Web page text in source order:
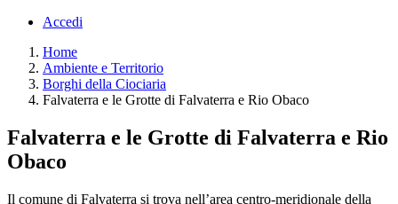
Accedi
Home
Ambiente e Territorio
Borghi della Ciociaria
Falvaterra e le Grotte di Falvaterra e Rio Obaco
Falvaterra e le Grotte di Falvaterra e Rio
Obaco
Il comune di Falvaterra si trova nell’area centro-meridionale della